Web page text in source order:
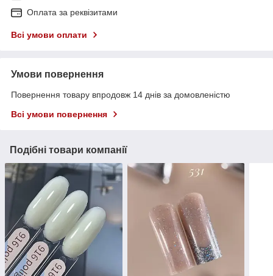
Оплата за реквізитами
Всі умови оплати
Умови повернення
Повернення товару впродовж 14 днів за домовленістю
Всі умови повернення
Подібні товари компанії